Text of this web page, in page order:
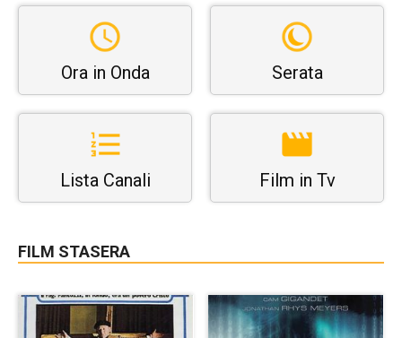
Ora in Onda Serata
Lista Canali Film in Tv
FILM STASERA